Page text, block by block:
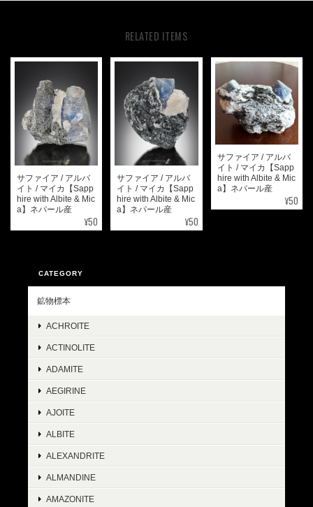
RELATED ITEMS
サファイア / アルバ
イト / マイカ【Sapp
hire with Albite & Mic
a】ネパール産
¥50
サファイア / アルバ
イト / マイカ【Sapp
hire with Albite & Mic
a】ネパール産
¥50
サファイア / アルバ
イト / マイカ【Sapp
hire with Albite & Mic
a】ネパール産
¥50
CATEGORY
鉱物標本
ACHROITE
ACTINOLITE
ADAMITE
AEGIRINE
AJOITE
ALBITE
ALEXANDRITE
ALMANDINE
AMAZONITE